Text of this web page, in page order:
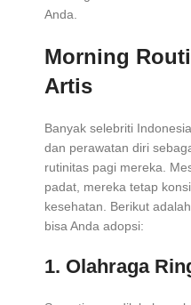
Anda.
Morning
Artis
Banyak selebriti
dan perawatan diri
rutinitas pagi mereka.
padat, mereka tetap
kesehatan. Berikut
bisa Anda adopsi:
1. Olahraga